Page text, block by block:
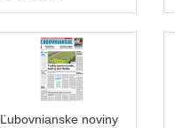
Ľubovnianske noviny